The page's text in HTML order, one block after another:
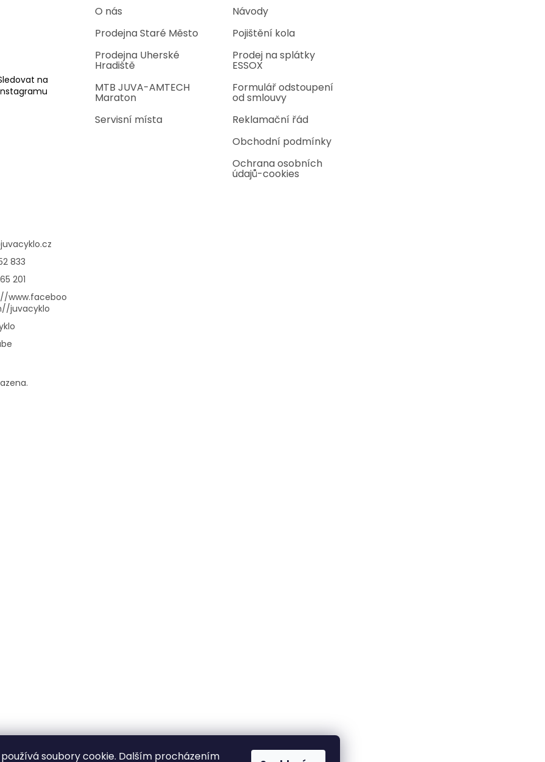
soubory cookie. Dalším procházením
na
O nás
Prodejna Staré Město
Prodejna Uherské
Hradiště
MTB JUVA-AMTECH
Maraton
Servisní místa
Návody
Pojištění kola
Prodej na splátky
ESSOX
Formulář odstoupení
od smlouvy
Reklamační řád
Obchodní podmínky
Ochrana osobních
údajů-cookies
juvacyklo.cz
833
201
www.faceboo
juvacyklo